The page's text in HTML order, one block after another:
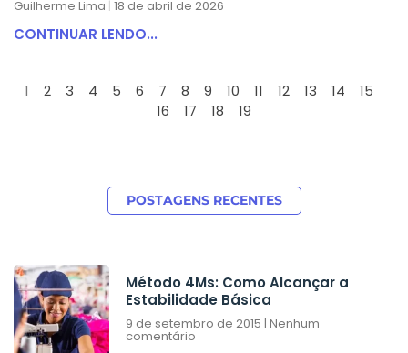
Guilherme Lima 18 de abril de 2026
CONTINUAR LENDO...
1 2 3 4 5 6 7 8 9 10 11 12 13 14
15
16
17 18 19
POSTAGENS RECENTES
Método 4Ms: Como Alcançar a
Estabilidade Básica
9 de setembro de 2015 Nenhum
comentário